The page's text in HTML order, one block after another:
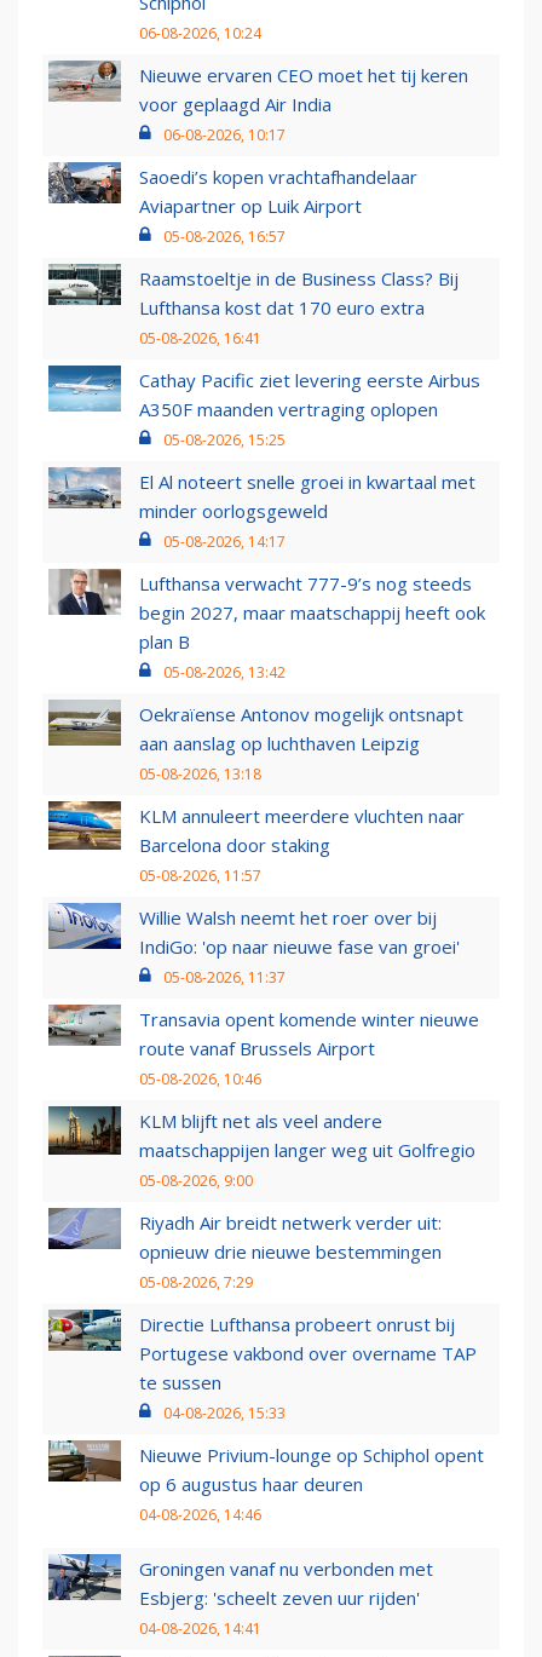
06-08-2026, 10:24
Nieuwe ervaren CEO moet het tij keren
voor geplaagd Air India
06-08-2026, 10:17
Saoedi’s kopen vrachtafhandelaar
Aviapartner op Luik Airport
05-08-2026, 16:57
Raamstoeltje in de Business Class? Bij
Lufthansa kost dat 170 euro extra
05-08-2026, 16:41
Cathay Pacific ziet levering eerste Airbus
A350F maanden vertraging oplopen
05-08-2026, 15:25
El Al noteert snelle groei in kwartaal met
minder oorlogsgeweld
05-08-2026, 14:17
Lufthansa verwacht 777-9’s nog steeds
begin 2027, maar maatschappij heeft ook
plan B
05-08-2026, 13:42
Oekraïense Antonov mogelijk ontsnapt
aan aanslag op luchthaven Leipzig
05-08-2026, 13:18
KLM annuleert meerdere vluchten naar
Barcelona door staking
05-08-2026, 11:57
Willie Walsh neemt het roer over bij
IndiGo: 'op naar nieuwe fase van groei'
05-08-2026, 11:37
Transavia opent komende winter nieuwe
route vanaf Brussels Airport
05-08-2026, 10:46
KLM blijft net als veel andere
maatschappijen langer weg uit Golfregio
05-08-2026, 9:00
Riyadh Air breidt netwerk verder uit:
opnieuw drie nieuwe bestemmingen
05-08-2026, 7:29
Directie Lufthansa probeert onrust bij
Portugese vakbond over overname TAP
te sussen
04-08-2026, 15:33
Nieuwe Privium-lounge op Schiphol opent
op 6 augustus haar deuren
04-08-2026, 14:46
Groningen vanaf nu verbonden met
Esbjerg: 'scheelt zeven uur rijden'
04-08-2026, 14:41